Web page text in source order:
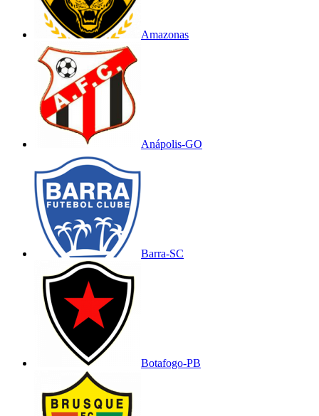
Amazonas
Anápolis-GO
Barra-SC
Botafogo-PB